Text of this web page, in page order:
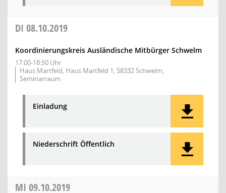
DI 08.10.2019
Koordinierungskreis Ausländische Mitbürger Schwelm
17:00-18:50 Uhr
Haus Martfeld, Haus Martfeld 1, 58332 Schwelm,
Seminarraum
Einladung
Niederschrift Öffentlich
MI 09.10.2019